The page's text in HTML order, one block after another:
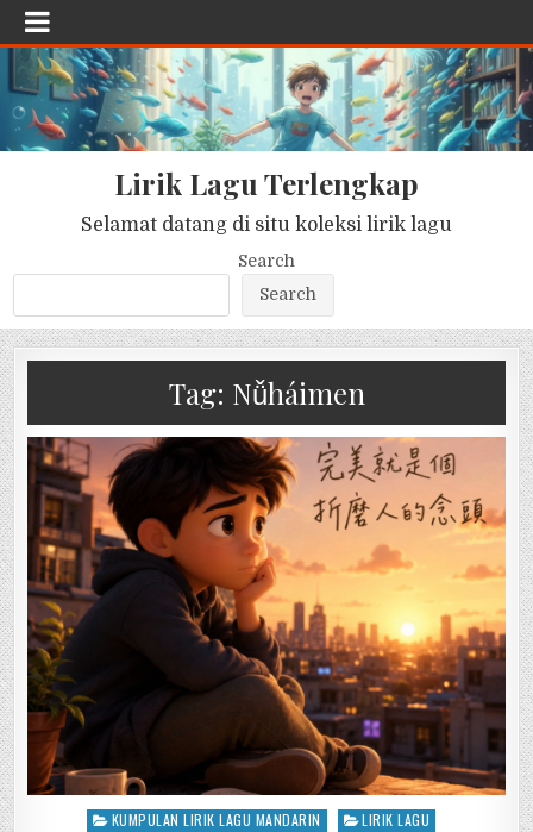
Lirik Lagu Terlengkap
Selamat datang di situ koleksi lirik lagu
Search
Search
Tag: Nǚháimen
Posted
KUMPULAN LIRIK LAGU MANDARIN
LIRIK LAGU